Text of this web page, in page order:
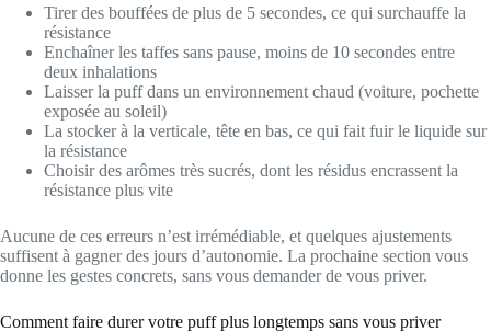
Tirer des bouffées de plus de 5 secondes, ce qui surchauffe la
résistance
Enchaîner les taffes sans pause, moins de 10 secondes entre
deux inhalations
Laisser la puff dans un environnement chaud (voiture, pochette
exposée au soleil)
La stocker à la verticale, tête en bas, ce qui fait fuir le liquide sur
la résistance
Choisir des arômes très sucrés, dont les résidus encrassent la
résistance plus vite
Aucune de ces erreurs n’est irrémédiable, et quelques ajustements
suffisent à gagner des jours d’autonomie. La prochaine section vous
donne les gestes concrets, sans vous demander de vous priver.
Comment faire durer votre puff plus longtemps sans vous priver